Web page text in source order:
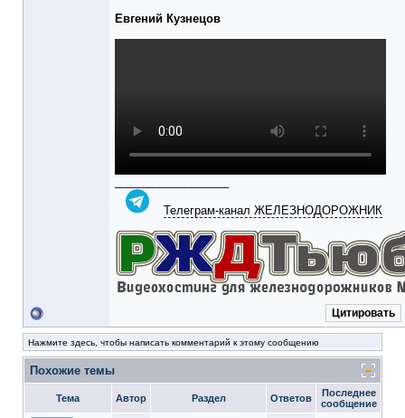
Евгений Кузнецов
Телеграм-канал ЖЕЛЕЗНОДОРОЖНИК
Цитировать
Нажмите здесь, чтобы написать комментарий к этому сообщению
Похожие темы
Тема Автор Раздел Ответов
Последнее
сообщение